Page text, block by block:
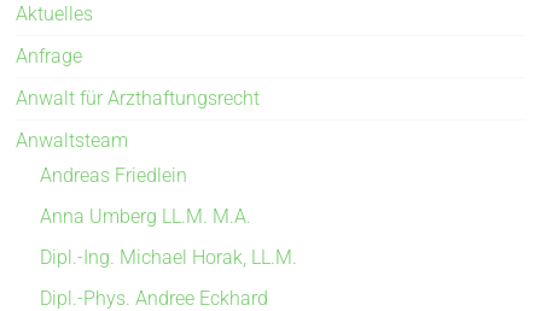
Aktuelles
Anfrage
Anwalt für Arzthaftungsrecht
Anwaltsteam
Andreas Friedlein
Anna Umberg LL.M. M.A.
Dipl.-Ing. Michael Horak, LL.M.
Dipl.-Phys. Andree Eckhard